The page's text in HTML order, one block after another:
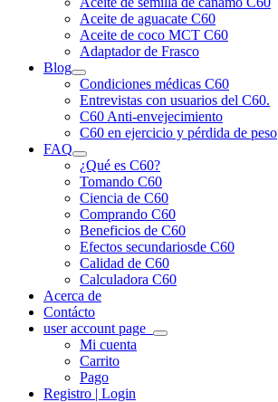
Aceite de aguacate C60
Aceite de coco MCT C60
Adaptador de Frasco
Blog
Condiciones médicas C60
Entrevistas con usuarios del C60.
C60 Anti-envejecimiento
C60 en ejercicio y pérdida de peso
FAQ
¿Qué es C60?
Tomando C60
Ciencia de C60
Comprando C60
Beneficios de C60
Efectos secundariosde C60
Calidad de C60
Calculadora C60
Acerca de
Contácto
user account page
Mi cuenta
Carrito
Pago
Registro | Login